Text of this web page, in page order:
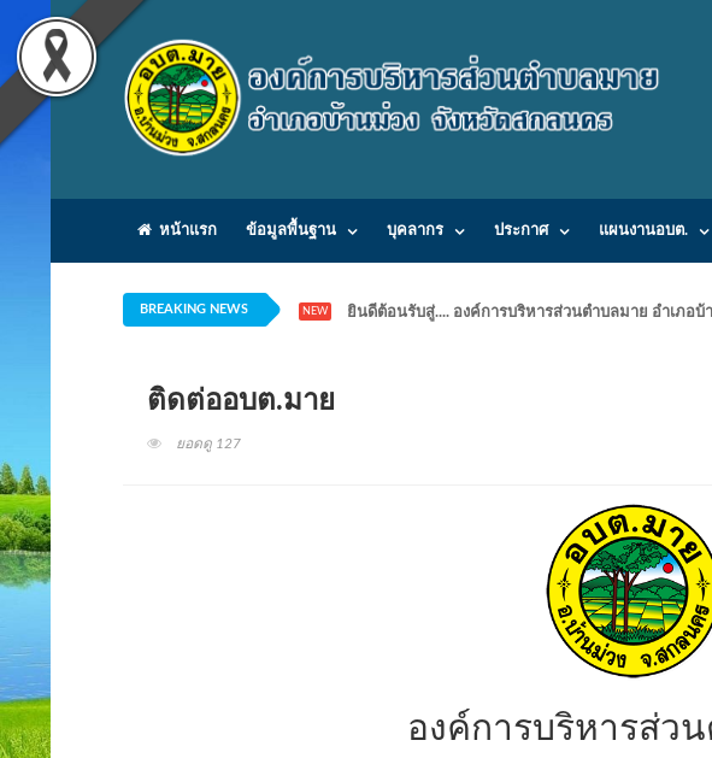
หน้าแรก ข้อมูลพื้นฐาน บุคลากร ประกาศ แผนงานอบต.
BREAKING NEWS NEW ยินดีต้อนรับสู่.... องค์การบริหารส่วนตำบลมาย อำเภอ
ติดต่ออบต.มาย
ยอดดู 127
องค์การบริหารส่ว